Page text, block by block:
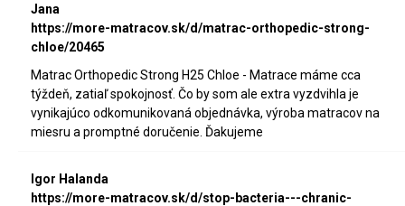
Jana
https://more-matracov.sk/d/matrac-orthopedic-strong-
chloe/20465
Matrac Orthopedic Strong H25 Chloe - Matrace máme cca
týždeň, zatiaľ spokojnosť. Čo by som ale extra vyzdvihla je
vynikajúco odkomunikovaná objednávka, výroba matracov na
miesru a promptné doručenie. Ďakujeme
Igor Halanda
https://more-matracov.sk/d/stop-bacteria---chranic-